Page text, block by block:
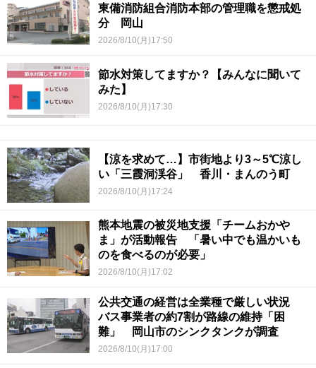
東備消防組合消防本部の管理職を懲戒処
分 岡山
2026/8/10(月)17:50
節水対策してますか？【みんなに聞いて
みた】
2026/8/10(月)17:30
【涼を求めて…】市街地より3～5℃涼し
い「三霞洞渓谷」 香川・まんのう町
2026/8/10(月)17:24
熊本地震の被災地支援「チームおかや
ま」が活動報告 「暑い中でも温かいも
のを食べるのが必要」
2026/8/10(月)17:02
公共交通の経営は全業種で厳しい状況
バス事業者の約7割が路線の維持「困
難」 岡山市のシンクタンクが調査
2026/8/10(月)17:00